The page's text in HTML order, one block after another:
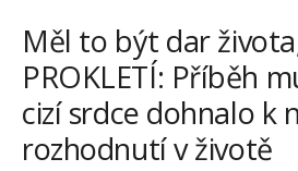
Měl to být dar
PROKLETÍ: Příběh
cizí srdce dohnalo k
rozhodnutí v životě